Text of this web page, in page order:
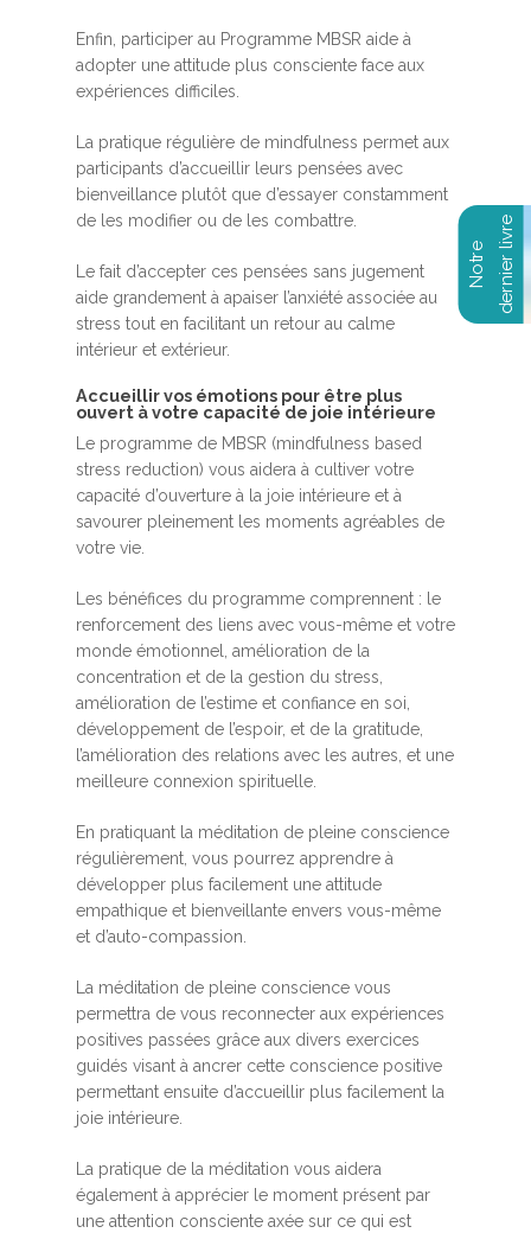
Enfin, participer au Programme MBSR aide à
adopter une attitude plus consciente face aux
expériences difficiles.
La pratique régulière de mindfulness permet aux
participants d’accueillir leurs pensées avec
bienveillance plutôt que d’essayer constamment
de les modifier ou de les combattre.
Le fait d’accepter ces pensées sans jugement
aide grandement à apaiser l’anxiété associée au
stress tout en facilitant un retour au calme
intérieur et extérieur.
Accueillir vos émotions pour être plus
ouvert à votre capacité de joie intérieure
Le programme de MBSR (mindfulness based
stress reduction) vous aidera à cultiver votre
capacité d’ouverture à la joie intérieure et à
savourer pleinement les moments agréables de
votre vie.
Les bénéfices du programme comprennent : le
renforcement des liens avec vous-même et votre
monde émotionnel, amélioration de la
concentration et de la gestion du stress,
amélioration de l’estime et confiance en soi,
développement de l’espoir, et de la gratitude,
l’amélioration des relations avec les autres, et une
meilleure connexion spirituelle.
En pratiquant la méditation de pleine conscience
régulièrement, vous pourrez apprendre à
développer plus facilement une attitude
empathique et bienveillante envers vous-même
et d’auto-compassion.
La méditation de pleine conscience vous
permettra de vous reconnecter aux expériences
positives passées grâce aux divers exercices
guidés visant à ancrer cette conscience positive
permettant ensuite d’accueillir plus facilement la
joie intérieure.
La pratique de la méditation vous aidera
également à apprécier le moment présent par
une attention consciente axée sur ce qui est